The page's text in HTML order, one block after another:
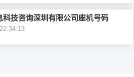
科技咨询深圳有限公司座机号码